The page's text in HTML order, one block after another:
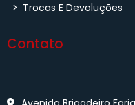
> Trocas E Devoluções
Contato